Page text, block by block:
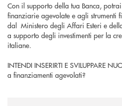
Con il supporto della tua Banca,
finanziarie agevolate e agli strumenti
dal Ministero degli Affari Esteri e
a supporto degli investimenti per la
italiane.
INTENDI INSERIRTI E SVILUPPARE
a finanziamenti agevolati?